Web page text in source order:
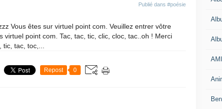
Publié dans #poésie
Vous êtes sur virtuel point com. Veuillez entrer vôtre
virtuel point com. Tac, tac, tic, clic, cloc, tac..oh ! Merci
tac, toc,...
Repost 0